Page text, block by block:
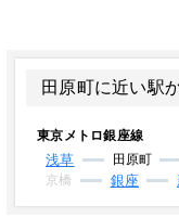
田原町に近い駅
東京メトロ銀座線
浅草 田原町
京橋
銀座